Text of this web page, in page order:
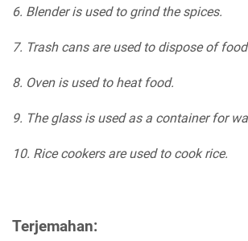
6. Blender is used to grind the spices.
7. Trash cans are used to dispose of
8. Oven is used to heat food.
9. The glass is used as a container for
10. Rice cookers are used to cook rice.
Terjemahan: